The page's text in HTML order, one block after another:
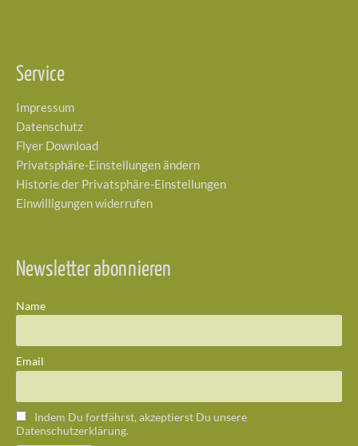
Service
Impressum
Datenschutz
Flyer Download
Privatsphäre-Einstellungen ändern
Historie der Privatsphäre-Einstellungen
Einwilligungen widerrufen
Newsletter abonnieren
Name
Email
Indem Du fortfährst, akzeptierst Du unsere
Datenschutzerklärung.